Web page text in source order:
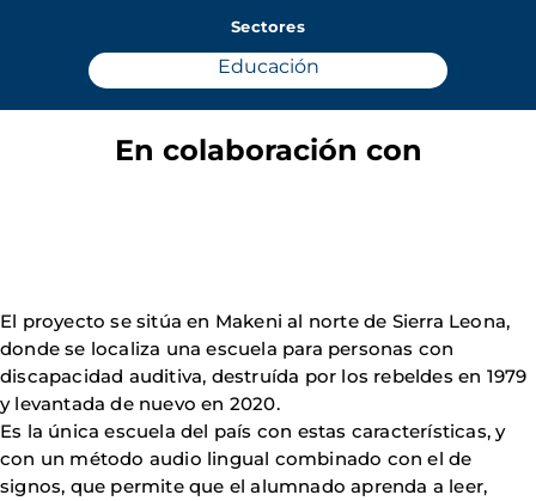
Sectores
Educación
En colaboración con
El proyecto se sitúa en Makeni al norte de Sierra Leona,
donde se localiza una escuela para personas con
discapacidad auditiva, destruída por los rebeldes en 1979
y levantada de nuevo en 2020.
Es la única escuela del país con estas características, y
con un método audio lingual combinado con el de
signos, que permite que el alumnado aprenda a leer,